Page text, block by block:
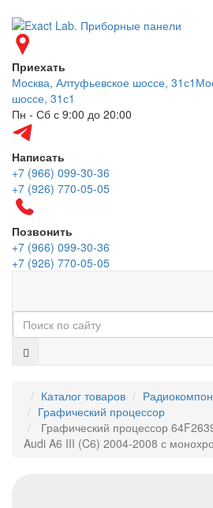
Приехать
Москва, Алтуфьевское шоссе, 31с1
шоссе, 31с1
Пн - Сб с 9:00 до 20:00
Написать
+7 (966) 099-30-36
+7 (926) 770-05-05
Позвонить
+7 (966) 099-30-36
+7 (926) 770-05-05
Каталог товаров
Графический процессор
Графический процессор
Audi A6 III (C6) 2004-2008 с